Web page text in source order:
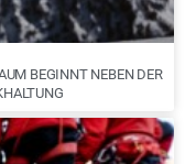
BEGINNT NEBEN DER